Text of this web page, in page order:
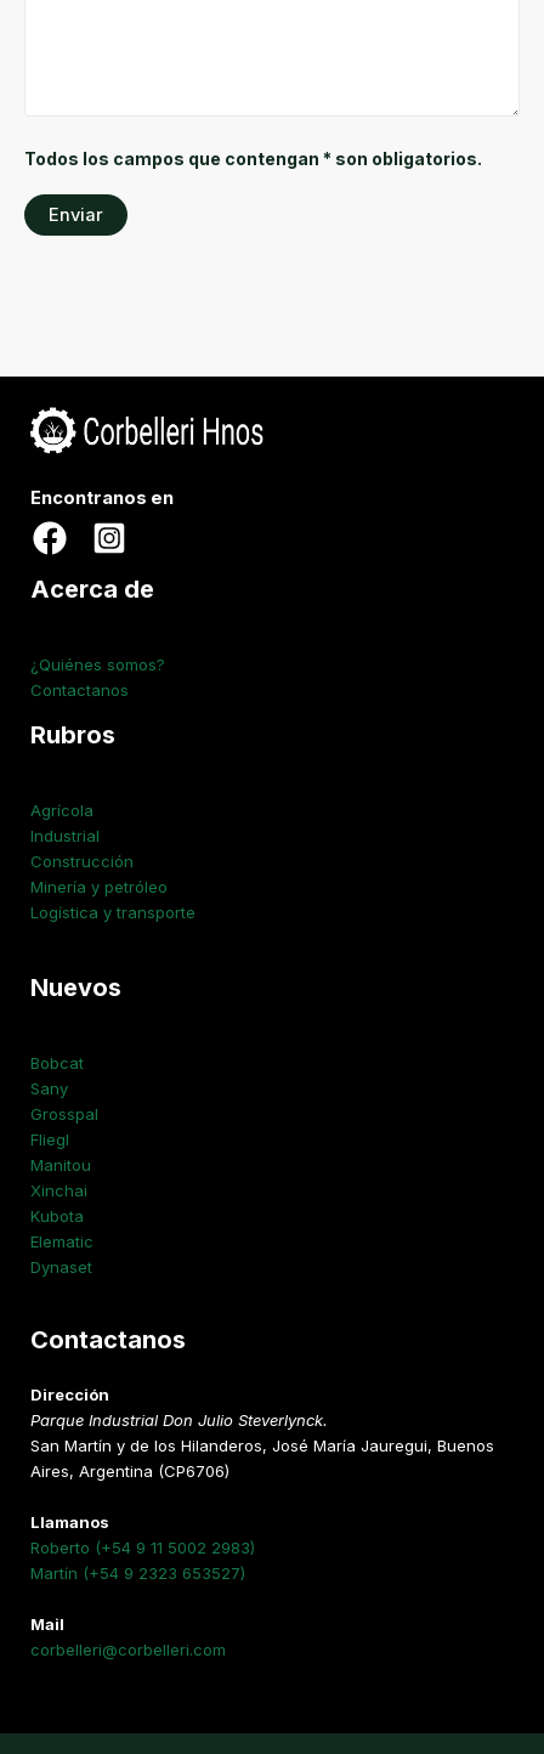
Todos los campos que contengan * son obligatorios.
Encontranos en
Acerca de
¿Quiénes somos?
Contactanos
Rubros
Agrícola
Industrial
Construcción
Minería y petróleo
Logística y transporte
Nuevos
Bobcat
Sany
Grosspal
Fliegl
Manitou
Xinchai
Kubota
Elematic
Dynaset
Contactanos
Dirección
Parque Industrial Don Julio Steverlynck.
San Martín y de los Hilanderos, José María Jauregui, Buenos
Aires, Argentina (CP6706)
Llamanos
Roberto (+54 9 11 5002 2983)
Martín (+54 9 2323 653527)
Mail
corbelleri@corbelleri.com